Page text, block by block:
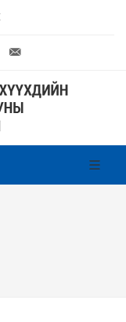
11262449